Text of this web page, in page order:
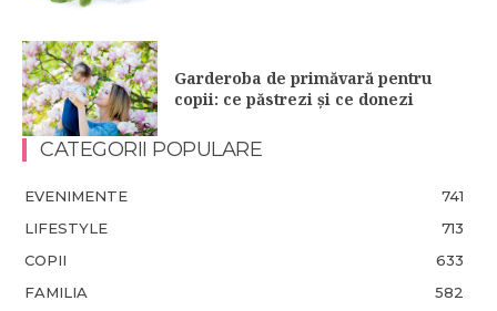
Garderoba de primăvară pentru
copii: ce păstrezi și ce donezi
CATEGORII POPULARE
EVENIMENTE
741
LIFESTYLE
713
COPII
633
FAMILIA
582